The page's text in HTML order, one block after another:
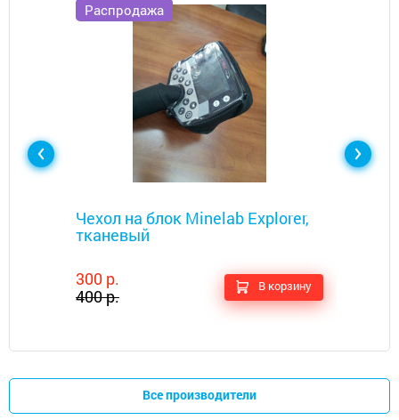
Распродажа
Чехол на блок Minelab Explorer,
тканевый
300 р.
400 р.
В корзину
Все производители